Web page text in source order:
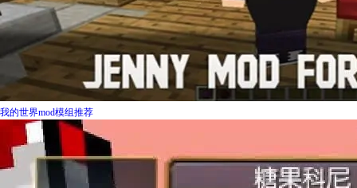
我的世界mod模组推荐